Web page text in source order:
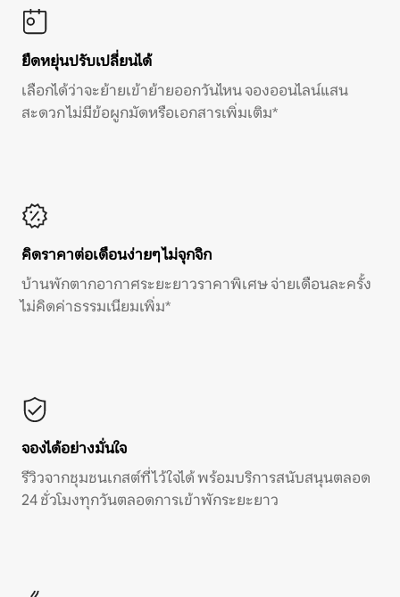
ยืดหยุ่นปรับเปลี่ยนได้
เลือกได้ว่าจะย้ายเข้าย้ายออกวันไหน จองออนไลน์แสน
สะดวก ไม่มีข้อผูกมัดหรือเอกสารเพิ่มเติม*
คิดราคาต่อเดือนง่ายๆ ไม่จุกจิก
บ้านพักตากอากาศระยะยาวราคาพิเศษ จ่ายเดือนละครั้ง
ไม่คิดค่าธรรมเนียมเพิ่ม*
จองได้อย่างมั่นใจ
รีวิวจากชุมชนเกสต์ที่ไว้ใจได้ พร้อมบริการสนับสนุนตลอด
24 ชั่วโมงทุกวันตลอดการเข้าพักระยะยาว